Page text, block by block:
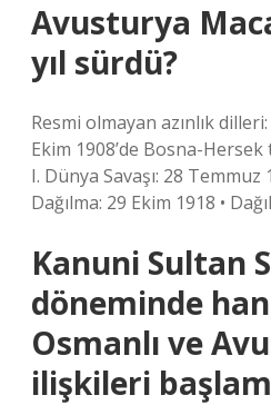
Avusturya
yıl sürdü?
Resmi olmayan azınlık
Ekim 1908’de Bosna-
I. Dünya Savaşı: 28 Temmuz
Dağılma: 29 Ekim 1918 •
Kanuni Sultan
döneminde
Osmanlı ve
ilişkileri